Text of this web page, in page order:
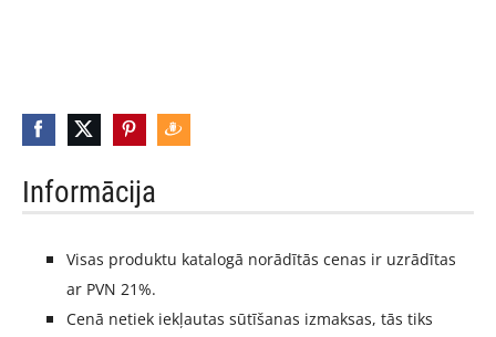
Informācija
Visas produktu katalogā norādītās cenas ir uzrādītas
ar PVN 21%.
Cenā netiek iekļautas sūtīšanas izmaksas, tās tiks